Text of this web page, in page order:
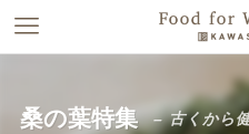
桑の葉特集
– 古くから